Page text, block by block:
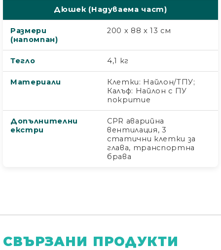
Дюшек (Надуваема част)
Размери
(напомпан)
200 x 88 x 13 см
Тегло 4,1 кг
Материали
Клетки: Найлон/ТПУ;
Калъф: Найлон с ПУ
покритие
Допълнителни
екстри
CPR аварийна
вентилация, 3
статични клетки за
глава, транспортна
брава
СВЪРЗАНИ ПРОДУКТИ